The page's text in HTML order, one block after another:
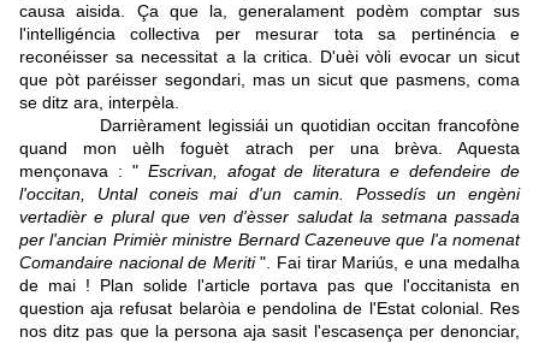
causa aisida. Ça que la, generalament podèm comptar sus
l'intelligéncia collectiva per mesurar tota sa pertinéncia e
reconéisser sa necessitat a la critica. D'uèi vòli evocar un sicut
que pòt paréisser segondari, mas un sicut que pasmens, coma
se ditz ara, interpèla.
Darrièrament legissiái un quotidian occitan francofòne
quand mon uèlh foguèt atrach per una brèva. Aquesta
mençonava : " Escrivan, afogat de literatura e defendeire de
l'occitan, Untal coneis mai d'un camin. Possedís un engèni
vertadièr e plural que ven d'èsser saludat la setmana passada
per l'ancian Primièr ministre Bernard Cazeneuve que l'a nomenat
Comandaire nacional de Meriti". Fai tirar Mariús, e una medalha
de mai ! Plan solide l'article portava pas que l'occitanista en
question aja refusat belaròia e pendolina de l'Estat colonial. Res
nos ditz pas que la persona aja sasit l'escasença per denonciar,